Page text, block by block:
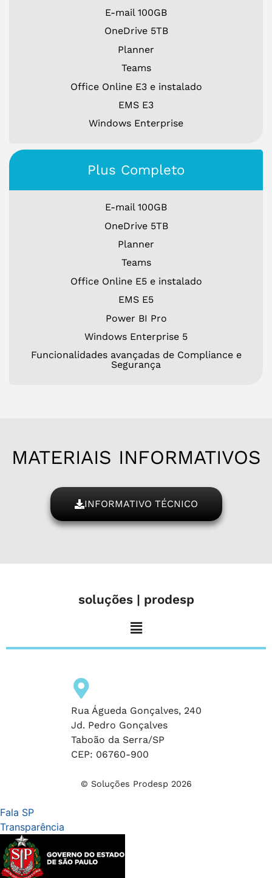
E-mail 100GB
OneDrive 5TB
Planner
Teams
Office Online E3 e instalado
EMS E3
Windows Enterprise
Plus Completo
E-mail 100GB
OneDrive 5TB
Planner
Teams
Office Online E5 e instalado
EMS E5
Power BI Pro
Windows Enterprise 5
Funcionalidades avançadas de Compliance e
Segurança
MATERIAIS INFORMATIVOS
INFORMATIVO TÉCNICO
soluções | prodesp
Rua Águeda Gonçalves, 240
Jd. Pedro Gonçalves
Taboão da Serra/SP
CEP: 06760-900
© Soluções Prodesp 2026
Fala SP
Transparência